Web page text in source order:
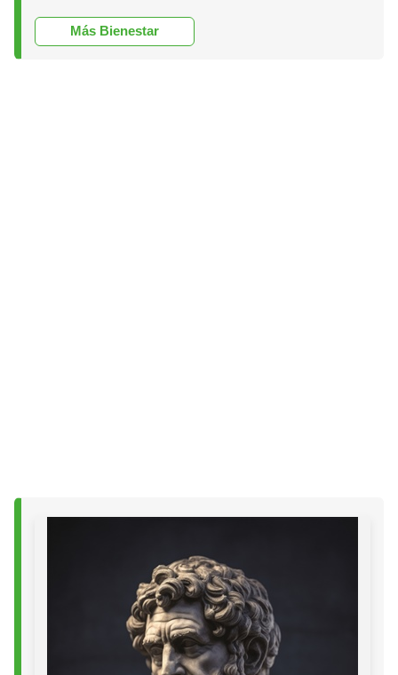
Más Bienestar